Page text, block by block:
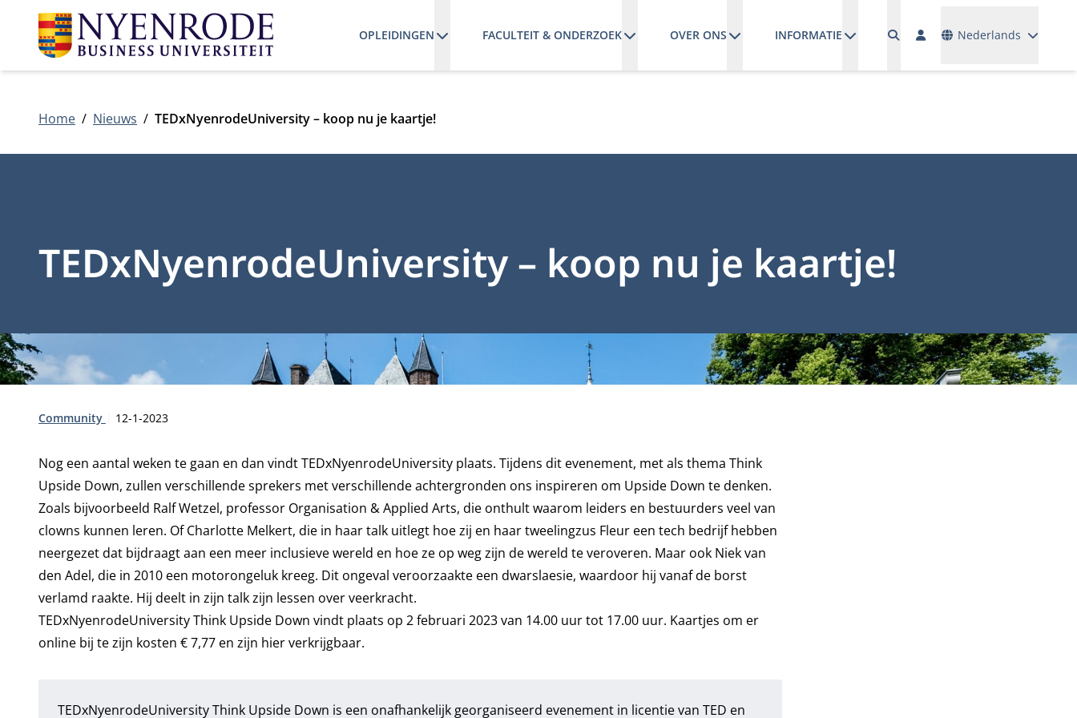
OPLEIDINGEN FACULTEIT & ONDERZOEK OVER ONS INFORMATIE Nederlands
Home Nieuws TEDxNyenrodeUniversity – koop nu je kaartje!
TEDxNyenrodeUniversity – koop nu je kaartje!
Type:
Community Publicatiedatum:
12-1-2023
Nog een aantal weken te gaan en dan vindt TEDxNyenrodeUniversity plaats. Tijdens dit evenement, met als thema Think
Upside Down, zullen verschillende sprekers met verschillende achtergronden ons inspireren om Upside Down te denken.
Zoals bijvoorbeeld Ralf Wetzel, professor Organisation & Applied Arts, die onthult waarom leiders en bestuurders veel van
clowns kunnen leren. Of Charlotte Melkert, die in haar talk uitlegt hoe zij en haar tweelingzus Fleur een tech bedrijf hebben
neergezet dat bijdraagt aan een meer inclusieve wereld en hoe ze op weg zijn de wereld te veroveren. Maar ook Niek van
den Adel, die in 2010 een motorongeluk kreeg. Dit ongeval veroorzaakte een dwarslaesie, waardoor hij vanaf de borst
verlamd raakte. Hij deelt in zijn talk zijn lessen over veerkracht.
TEDxNyenrodeUniversity Think Upside Down vindt plaats op 2 februari 2023 van 14.00 uur tot 17.00 uur. Kaartjes om er
online bij te zijn kosten € 7,77 en zijn hierverkrijgbaar.
TEDxNyenrodeUniversity Think Upside Down is een onafhankelijk georganiseerd evenement in licentie van TED en